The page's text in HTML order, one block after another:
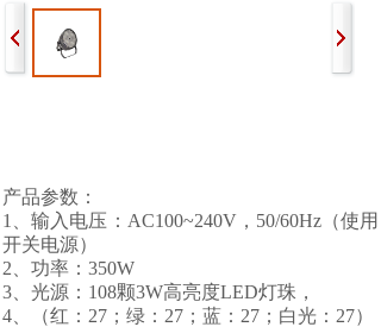
产品参数：
1、输入电压：AC100~240V，50/60Hz（使用
开关电源）
2、功率：350W
3、光源：108颗3W高亮度LED灯珠，
4、（红：27；绿：27；蓝：27；白光：27）